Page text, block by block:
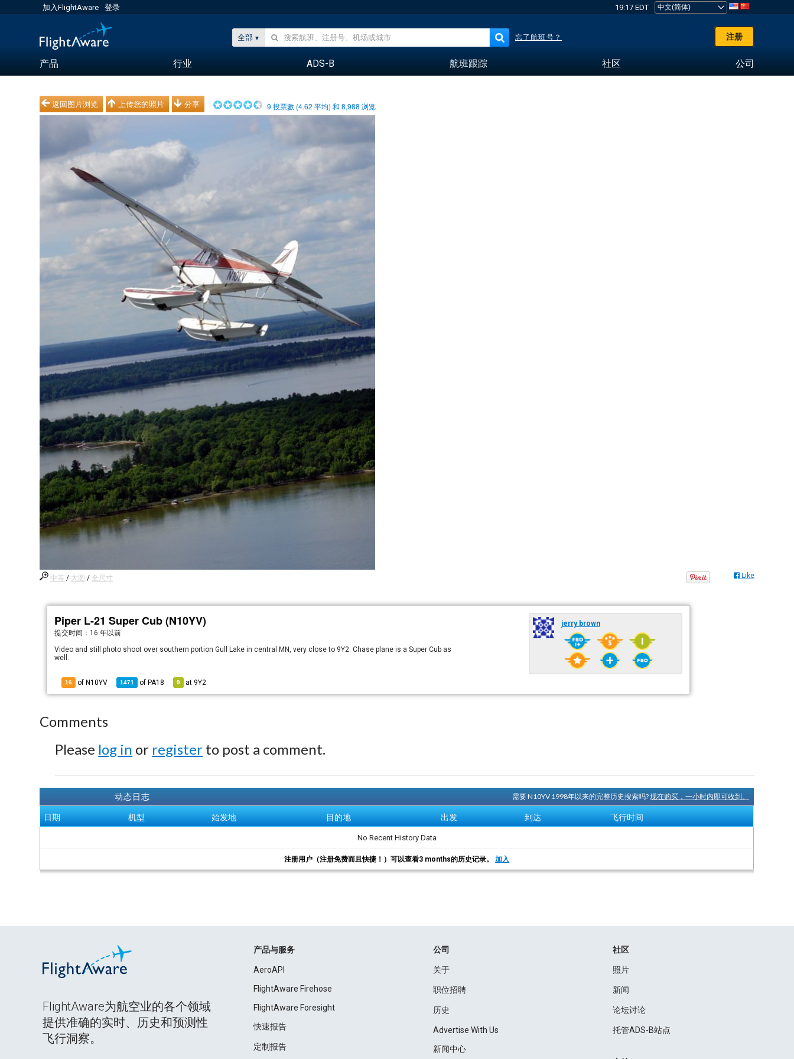
加入FlightAware 登录 19:17 EDT
全部 忘了航班号？ 注册
产品 行业 ADS-B 航班跟踪 社区 公司
返回图片浏览 上传您的照片 分享 9 投票數 (4.62 平均) 和8,988 浏览
中等 / 大图 / 全尺寸 Like
Piper L-21 Super Cub (N10YV)
提交时间： 16 年以前
Video and still photo shoot over southern portion Gull Lake in central MN, very close to 9Y2. Chase plane is a Super Cub as
well.
16 of N10YV 1471 of PA18 9 at 9Y2
jerry brown
Comments
Please log in or register to post a comment.
动态日志 需要 N10YV 1998年以来的完整历史搜索吗?现在购买，一小时内即可收到。
日期 机型 始发地 目的地 出发 到达 飞行时间
No Recent History Data
注册用户（注册免费而且快捷！）可以查看3 months的历史记录。加入
FlightAware为航空业的各个领域
提供准确的实时、历史和预测性
飞行洞察。
产品与服务
AeroAPI
FlightAware Firehose
FlightAware Foresight
快速报告
定制报告
公司
关于
职位招聘
历史
Advertise With Us
新闻中心
社区
照片
新闻
论坛讨论
托管ADS-B站点